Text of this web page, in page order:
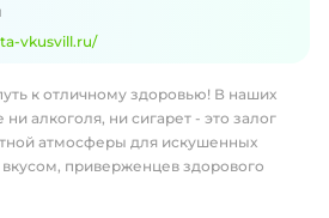
vkusvill.ru/
к отличному здоровью! В наших
алкоголя, ни сигарет - это залог
атмосферы для искушенных
приверженцев здорового